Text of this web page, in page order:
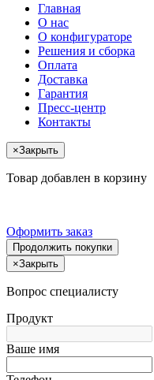
Главная
О нас
О конфигураторе
Решения и сборка
Оплата
Доставка
Гарантия
Пресс-центр
Контакты
×Закрыть
Товар добавлен в корзину
Оформить заказ
Продолжить покупки
×Закрыть
Вопрос специалисту
Продукт
Ваше имя